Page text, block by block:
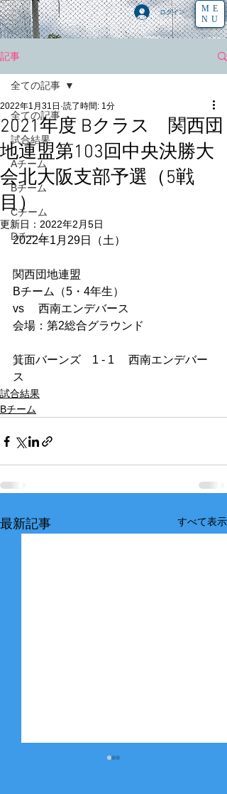
ログイン
ME
NU
記事
全ての記事
試合結果
Aチーム
Bチーム
Cチーム
Dチーム
全ての記事
2021年度 Bクラス 関西団
地連盟第103回中央決勝大
会北大阪支部予選（5戦
目）
2022年1月31日 読了時間: 1分
更新日： 2022年2月5日
2022年1月29日（土）
関西団地連盟
Bチーム（5・4年生）
vs　 西南エンデバース
会場：第2総合グラウンド
箕面バーンズ　1 - 1　 西南エンデバー
ス
試合結果
Bチーム
最新記事 すべて表示